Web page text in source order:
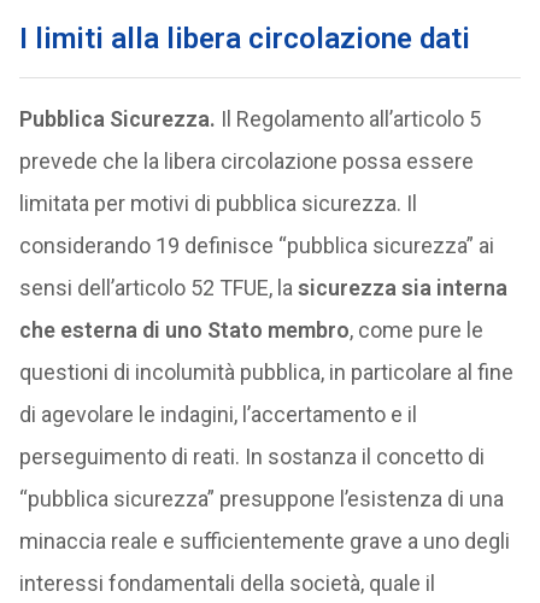
I limiti alla libera circolazione dati
Pubblica Sicurezza. Il Regolamento all’articolo 5
prevede che la libera circolazione possa essere
limitata per motivi di pubblica sicurezza. Il
considerando 19 definisce “pubblica sicurezza” ai
sensi dell’articolo 52 TFUE, la sicurezza sia interna
che esterna di uno Stato membro, come pure le
questioni di incolumità pubblica, in particolare al fine
di agevolare le indagini, l’accertamento e il
perseguimento di reati. In sostanza il concetto di
“pubblica sicurezza” presuppone l’esistenza di una
minaccia reale e sufficientemente grave a uno degli
interessi fondamentali della società, quale il